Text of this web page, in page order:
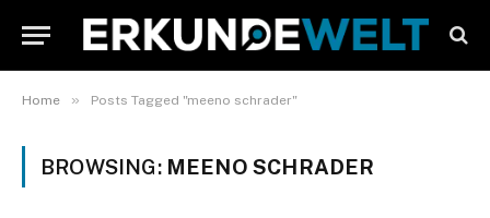
Home » Posts Tagged "meeno schrader"
BROWSING: MEENO SCHRADER